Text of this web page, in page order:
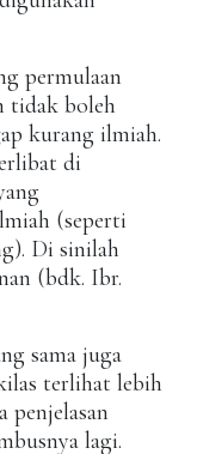
permulaan
tidak boleh
kurang ilmiah.
di
(seperti
Di sinilah
(bdk. Ibr.
sama juga
terlihat lebih
lagi.